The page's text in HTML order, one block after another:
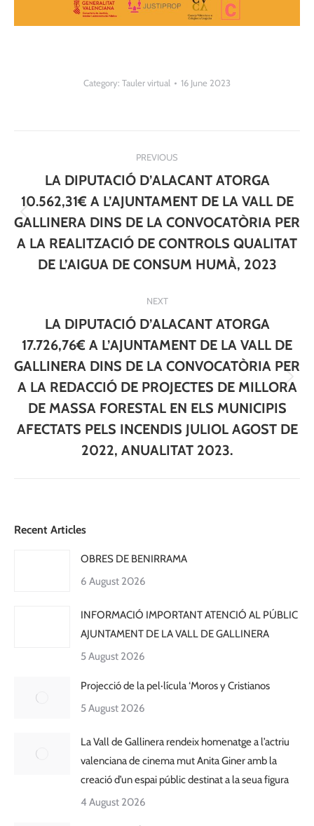
Category: Tauler virtual 16 June 2023
navigation
PREVIOUS
Previous
post:
LA DIPUTACIÓ D’ALACANT ATORGA
10.562,31€ A L’AJUNTAMENT DE LA VALL DE
GALLINERA DINS DE LA CONVOCATÒRIA PER
A LA REALITZACIÓ DE CONTROLS QUALITAT
DE L’AIGUA DE CONSUM HUMÀ, 2023
NEXT
Next
post:
LA DIPUTACIÓ D’ALACANT ATORGA
17.726,76€ A L’AJUNTAMENT DE LA VALL DE
GALLINERA DINS DE LA CONVOCATÒRIA PER
A LA REDACCIÓ DE PROJECTES DE MILLORA
DE MASSA FORESTAL EN ELS MUNICIPIS
AFECTATS PELS INCENDIS JULIOL AGOST DE
2022, ANUALITAT 2023.
Recent Articles
OBRES DE BENIRRAMA
6 August 2026
INFORMACIÓ IMPORTANT ATENCIÓ AL PÚBLIC
AJUNTAMENT DE LA VALL DE GALLINERA
5 August 2026
Projecció de la pel·lícula ‘Moros y Cristianos
5 August 2026
La Vall de Gallinera rendeix homenatge a l’actriu
valenciana de cinema mut Anita Giner amb la
creació d’un espai públic destinat a la seua figura
4 August 2026